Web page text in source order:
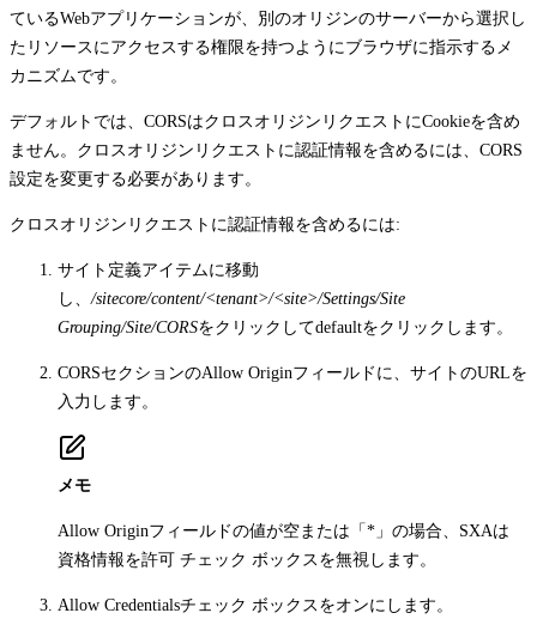
ているWebアプリケーションが、別のオリジンのサーバーから選択し
たリソースにアクセスする権限を持つようにブラウザに指示するメ
カニズムです。
デフォルトでは、CORSはクロスオリジンリクエストにCookieを含め
ません。クロスオリジンリクエストに認証情報を含めるには、CORS
設定を変更する必要があります。
クロスオリジンリクエストに認証情報を含めるには:
サイト定義アイテムに移動
し、 /sitecore/content/<tenant>/<site>/Settings/Site
Grouping/Site/CORSをクリックしてdefaultをクリックします。
CORSセクションのAllow Originフィールドに、サイトのURLを
入力します。
メモ
Allow Originフィールドの値が空または「*」の場合、SXAは
資格情報を許可 チェック ボックスを無視します。
Allow Credentialsチェック ボックスをオンにします。